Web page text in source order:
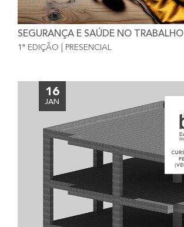
SEGURANÇA E SAÚDE NO TRABALHO
1ª EDIÇÃO | PRESENCIAL
16
JAN